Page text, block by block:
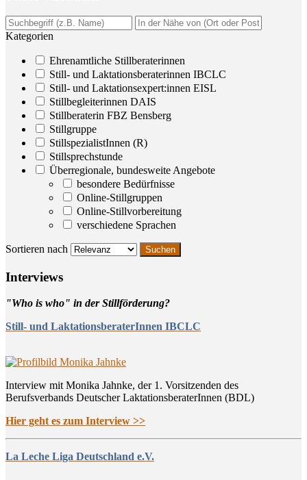
Kategorien
Ehrenamtliche Stillberaterinnen
Still- und Laktationsberaterinnen IBCLC
Still- und Laktationsexpert:innen EISL
Stillbegleiterinnen DAIS
Stillberaterin FBZ Bensberg
Stillgruppe
StillspezialistInnen (R)
Stillsprechstunde
Überregionale, bundesweite Angebote
besondere Bedürfnisse
Online-Stillgruppen
Online-Stillvorbereitung
verschiedene Sprachen
Sortieren nach
Inter­views
"Who is who" in der Stillförderung?
Still- und LaktationsberaterInnen IBCLC
Interview mit Monika Jahnke, der 1. Vorsitzenden des
Berufsverbands Deutscher LaktationsberaterInnen (BDL)
Hier geht es zum Interview >>
La Leche Liga Deutschland e.V.